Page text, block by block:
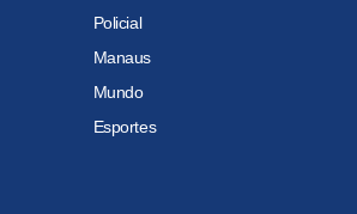
Policial
Manaus
Mundo
Esportes